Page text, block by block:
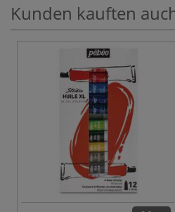
Kunden kauften